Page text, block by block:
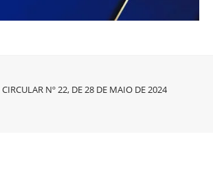
CIRCULAR Nº 22, DE 28 DE MAIO DE 2024